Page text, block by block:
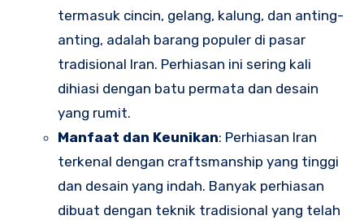
termasuk cincin, gelang, kalung, dan anting-
anting, adalah barang populer di pasar
tradisional Iran. Perhiasan ini sering kali
dihiasi dengan batu permata dan desain
yang rumit.
Manfaat dan Keunikan: Perhiasan Iran
terkenal dengan craftsmanship yang tinggi
dan desain yang indah. Banyak perhiasan
dibuat dengan teknik tradisional yang telah